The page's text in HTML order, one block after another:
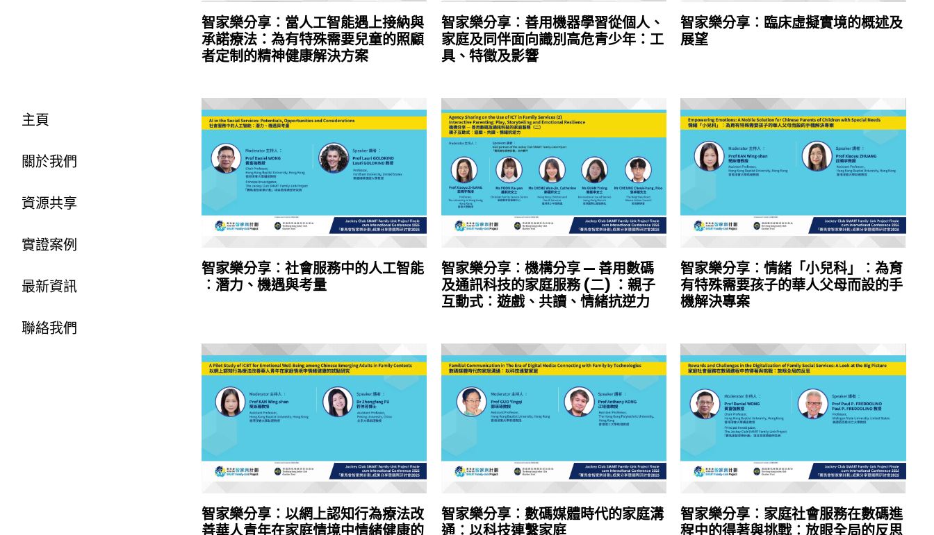
主頁
關於我們
資源共享
實證案例
最新資訊
聯絡我們
智家樂分享︰當人工智能遇上接納與
承諾療法：為有特殊需要兒童的照顧
者定制的精神健康解決方案
智家樂分享︰善用機器學習從個人、
家庭及同伴面向識別高危青少年：工
具、特徵及影響
智家樂分享︰臨床虛擬實境的概述及
展望
智家樂分享︰社會服務中的人工智能
︰潛力、機遇與考量
智家樂分享︰機構分享 — 善用數碼
及通訊科技的家庭服務 (二) ：親子
互動式︰遊戲、共讀、情緒抗逆力
智家樂分享︰情緒「小兒科」︰為育
有特殊需要孩子的華人父母而設的手
機解決專案
智家樂分享︰以網上認知行為療法改
善華人青年在家庭情境中情緒健康的
智家樂分享︰數碼媒體時代的家庭溝
通︰以科技連繫家庭
智家樂分享︰家庭社會服務在數碼進
程中的得著與挑戰︰放眼全局的反思